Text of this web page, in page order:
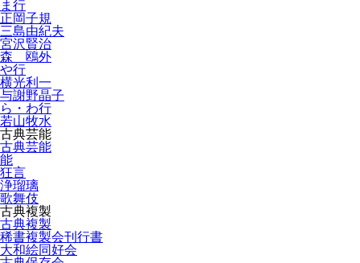
ま行
正岡子規
三島由紀夫
宮沢賢治
森 鴎外
や行
横光利一
与謝野晶子
ら・わ行
若山牧水
古典芸能
古典芸能
能
狂言
浄瑠璃
歌舞伎
古典複製
古典複製
稀書複製会刊行書
大和絵同好会